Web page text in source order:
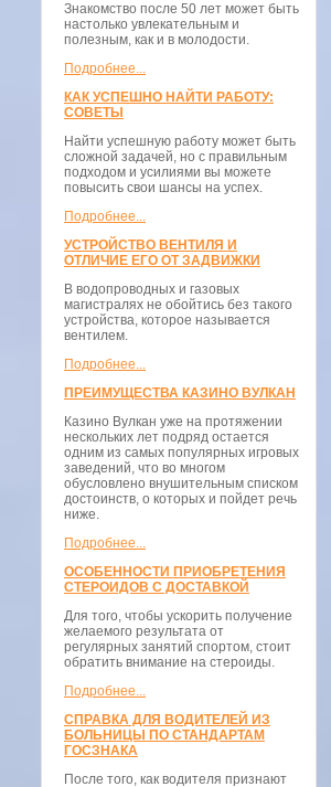
Знакомство после 50 лет может быть
настолько увлекательным и
полезным, как и в молодости.
Подробнее...
КАК УСПЕШНО НАЙТИ РАБОТУ:
СОВЕТЫ
Найти успешную работу может быть
сложной задачей, но с правильным
подходом и усилиями вы можете
повысить свои шансы на успех.
Подробнее...
УСТРОЙСТВО ВЕНТИЛЯ И
ОТЛИЧИЕ ЕГО ОТ ЗАДВИЖКИ
В водопроводных и газовых
магистралях не обойтись без такого
устройства, которое называется
вентилем.
Подробнее...
ПРЕИМУЩЕСТВА КАЗИНО ВУЛКАН
Казино Вулкан уже на протяжении
нескольких лет подряд остается
одним из самых популярных игровых
заведений, что во многом
обусловлено внушительным списком
достоинств, о которых и пойдет речь
ниже.
Подробнее...
ОСОБЕННОСТИ ПРИОБРЕТЕНИЯ
СТЕРОИДОВ С ДОСТАВКОЙ
Для того, чтобы ускорить получение
желаемого результата от
регулярных занятий спортом, стоит
обратить внимание на стероиды.
Подробнее...
СПРАВКА ДЛЯ ВОДИТЕЛЕЙ ИЗ
БОЛЬНИЦЫ ПО СТАНДАРТАМ
ГОСЗНАКА
После того, как водителя признают